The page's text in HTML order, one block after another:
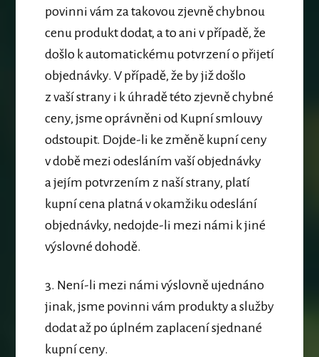
povinni vám za takovou zjevně chybnou
cenu produkt dodat, a to ani v případě, že
došlo k automatickému potvrzení o přijetí
objednávky. V případě, že by již došlo
z vaší strany i k úhradě této zjevně chybné
ceny, jsme oprávněni od Kupní smlouvy
odstoupit. Dojde-li ke změně kupní ceny
v době mezi odesláním vaší objednávky
a jejím potvrzením z naší strany, platí
kupní cena platná v okamžiku odeslání
objednávky, nedojde-li mezi námi k jiné
výslovné dohodě.
3. Není-li mezi námi výslovně ujednáno
jinak, jsme povinni vám produkty a služby
dodat až po úplném zaplacení sjednané
kupní ceny.